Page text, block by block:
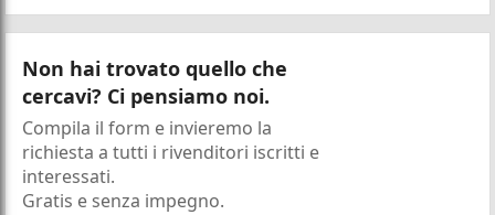
Non hai trovato quello che
cercavi? Ci pensiamo noi.
Compila il form e invieremo la
richiesta a tutti i rivenditori iscritti e
interessati.
Gratis e senza impegno.